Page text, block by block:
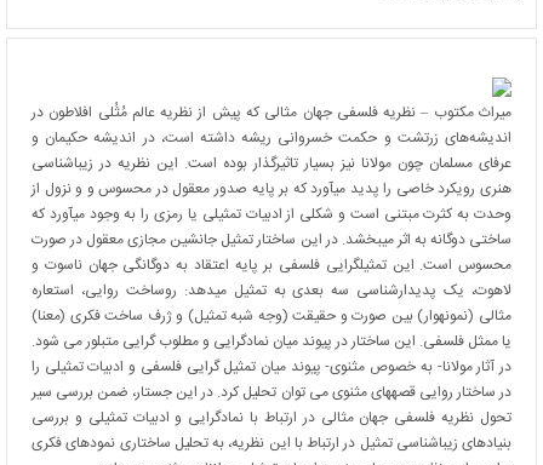
میراث مکتوب – نظریه فلسفی جهان مثالی که پیش از نظریه عالم مُثُلی افلاطون در
اندیشه‌­های زرتشت و حکمت خسروانی ریشه داشته است، در اندیشه حکیمان و
عرفای مسلمان چون مولانا نیز بسیار تاثیرگذار بوده است. این نظریه در زیباشناسی
هنری رویکرد خاصی را پدید می­آورد که بر پایه صدور معقول در محسوس و و نزول از
وحدت به کثرت مبتنی است و شکلی از ادبیات تمثیلی یا رمزی را به وجود می­آورد که
ساختی دوگانه به اثر می­بخشد. در این ساختار تمثیل جانشین مجازی معقول در صورت
محسوس است. این تمثیل­گرایی فلسفی بر پایه اعتقاد به دوگانگی جهان ناسوت و
لاهوت، یک پدیدارشناسی سه بعدی به تمثیل می­دهد: روساخت روایی، استعاره
مثالی (نمونه­وار) بین صورت و حقیقت (وجه­ شبه تمثیل) و ژرف ساخت فکری (معنا)
یا ممثل فلسفی. این ساختار در پیوند میان نمادگرایی و مطلوب گرایی متبلور می شود.
در آثار مولانا- به خصوص مثنوی- پیوند میان تمثیل گرایی فلسفی و ادبیات تمثیلی را
در ساختار روایی قصه­های مثنوی می توان تحلیل کرد. در این جستار، ضمن بررسی سیر
تحول نظریه فلسفی جهان مثالی در ارتباط با نمادگرایی و ادبیات تمثیلی و بررسی
بنیادهای زیباشناسی تمثیل در ارتباط با این نظریه، به تحلیل ساختاری نمودهای فکری